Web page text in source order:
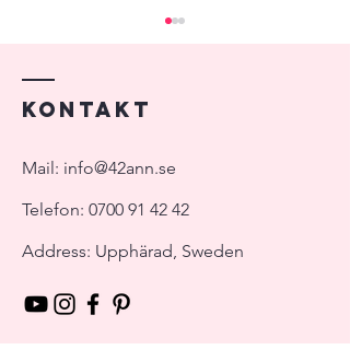
Kontakt
Mail: info@42ann.se
Telefon: 0700 91 42 42
Address: Upphärad, Sweden